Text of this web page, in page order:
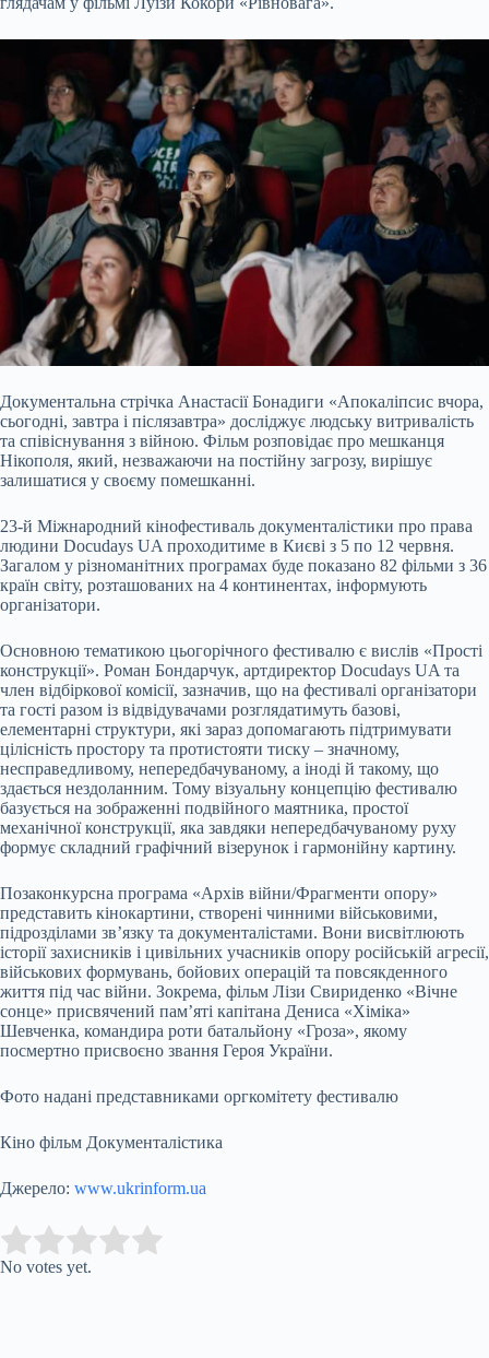
Документальна стрічка Анастасії Бонадиги «Апокаліпсис вчора,
сьогодні, завтра і післязавтра» досліджує людську витривалість
та співіснування з війною. Фільм розповідає про мешканця
Нікополя, який, незважаючи на постійну загрозу, вирішує
залишатися у своєму помешканні.
23-й Міжнародний кінофестиваль документалістики про права
людини Docudays UA проходитиме в Києві з 5 по 12 червня.
Загалом у різноманітних програмах буде показано 82 фільми з 36
країн світу, розташованих на 4 континентах, інформують
організатори.
Основною тематикою цьогорічного фестивалю є вислів «Прості
конструкції». Роман Бондарчук, артдиректор Docudays UA та
член відбіркової комісії, зазначив, що на фестивалі організатори
та гості разом із відвідувачами розглядатимуть базові,
елементарні структури, які зараз допомагають підтримувати
цілісність простору та протистояти тиску – значному,
несправедливому, непередбачуваному, а іноді й такому, що
здається нездоланним. Тому візуальну концепцію фестивалю
базується на зображенні подвійного маятника, простої
механічної конструкції, яка завдяки непередбачуваному руху
формує складний графічний візерунок і гармонійну картину.
Позаконкурсна програма «Архів війни/Фрагменти опору»
представить кінокартини, створені чинними військовими,
підрозділами зв’язку та документалістами. Вони висвітлюють
історії захисників і цивільних учасників опору російській агресії,
військових формувань, бойових операцій та повсякденного
життя під час війни. Зокрема, фільм Лізи Свириденко «Вічне
сонце» присвячений пам’яті капітана Дениса «Хіміка»
Шевченка, командира роти батальйону «Гроза», якому
посмертно присвоєно звання Героя України.
Фото надані представниками оргкомітету фестивалю
Кіно фільм Документалістика
Джерело: www.ukrinform.ua
Rate this item:
No votes yet.